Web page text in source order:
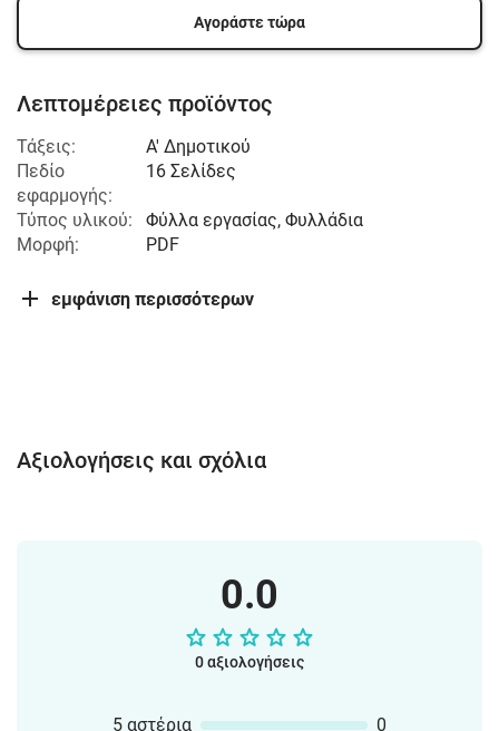
Αγοράστε τώρα
Λεπτομέρειες προϊόντος
Τάξεις:
Α' Δημοτικού
Πεδίο
εφαρμογής:
16 Σελίδες
Τύπος υλικού:
Φύλλα εργασίας, Φυλλάδια
Μορφή:
PDF
εμφάνιση περισσότερων
Αξιολογήσεις και σχόλια
0.0
0 αξιολογήσεις
5 αστέρια
0